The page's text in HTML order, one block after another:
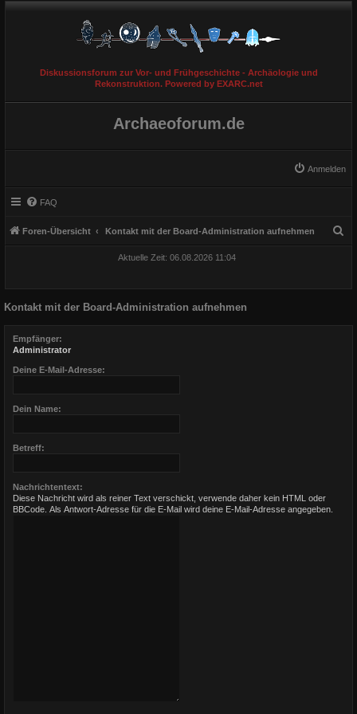
Diskussionsforum zur Vor- und Frühgeschichte - Archäologie und
Rekonstruktion. Powered by EXARC.net
Archaeoforum.de
Anmelden
FAQ
Foren-Übersicht Kontakt mit der Board-Administration aufnehmen
Aktuelle Zeit: 06.08.2026 11:04
Kontakt mit der Board-Administration aufnehmen
Empfänger:
Administrator
Deine E-Mail-Adresse:
Dein Name:
Betreff:
Nachrichtentext:
Diese Nachricht wird als reiner Text verschickt, verwende daher kein HTML oder
BBCode. Als Antwort-Adresse für die E-Mail wird deine E-Mail-Adresse angegeben.